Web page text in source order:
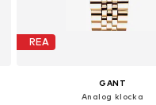
REA
GANT
Analog klocka